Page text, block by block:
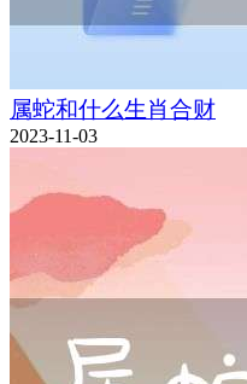
属蛇和什么生肖合财
2023-11-03